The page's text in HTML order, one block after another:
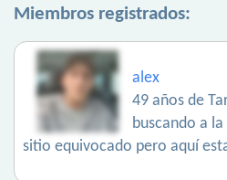
Miembros registrados:
alex
49 años de
buscando a
sitio equivocado pero aquí